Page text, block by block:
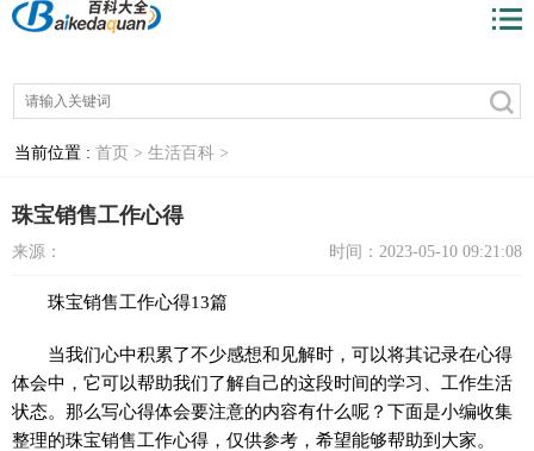
当前位置 : 首页 > 生活百科 >
珠宝销售工作心得
来源： 时间：2023-05-10 09:21:08
珠宝销售工作心得13篇
当我们心中积累了不少感想和见解时，可以将其记录在心得
体会中，它可以帮助我们了解自己的这段时间的学习、工作生活
状态。那么写心得体会要注意的内容有什么呢？下面是小编收集
整理的珠宝销售工作心得，仅供参考，希望能够帮助到大家。